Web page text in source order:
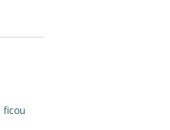
ficou